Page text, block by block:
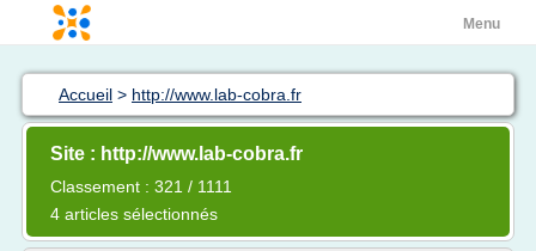
Menu
Accueil > http://www.lab-cobra.fr
Site : http://www.lab-cobra.fr
Classement : 321 / 1111
4 articles sélectionnés